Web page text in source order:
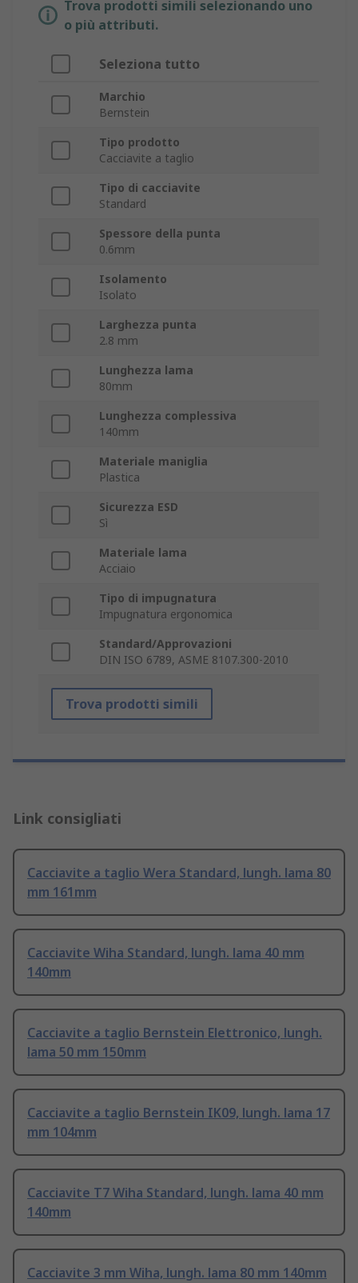
Trova prodotti simili selezionando uno
o più attributi.
Seleziona tutto
Marchio
Bernstein
Tipo prodotto
Cacciavite a taglio
Tipo di cacciavite
Standard
Spessore della punta
0.6mm
Isolamento
Isolato
Larghezza punta
2.8 mm
Lunghezza lama
80mm
Lunghezza complessiva
140mm
Materiale maniglia
Plastica
Sicurezza ESD
Sì
Materiale lama
Acciaio
Tipo di impugnatura
Impugnatura ergonomica
Standard/Approvazioni
DIN ISO 6789, ASME 8107.300-2010
Trova prodotti simili
Link consigliati
Cacciavite a taglio Wera Standard, lungh. lama 80
mm 161mm
Cacciavite Wiha Standard, lungh. lama 40 mm
140mm
Cacciavite a taglio Bernstein Elettronico, lungh.
lama 50 mm 150mm
Cacciavite a taglio Bernstein IK09, lungh. lama 17
mm 104mm
Cacciavite T7 Wiha Standard, lungh. lama 40 mm
140mm
Cacciavite 3 mm Wiha, lungh. lama 80 mm 140mm